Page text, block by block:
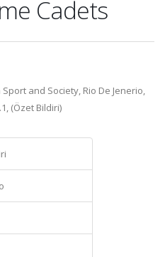
Cadets
and Society, Rio De Jenerio,
(Özet Bildiri)